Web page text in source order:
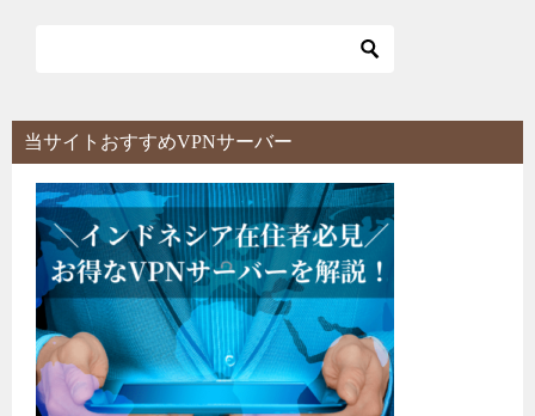
シ
ョ
当サイトおすすめVPNサーバー